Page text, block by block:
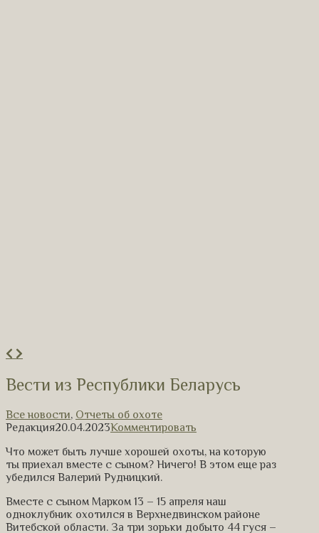
Вести из Республики Беларусь
Все новости, Отчеты об охоте
Редакция20.04.2023Комментировать
Что может быть лучше хорошей охоты, на которую
ты приехал вместе с сыном? Ничего! В этом еще раз
убедился Валерий Рудницкий.
Вместе с сыном Марком 13 – 15 апреля наш
одноклубник охотился в Верхнедвинском районе
Витебской области. За три зорьки добыто 44 гуся –